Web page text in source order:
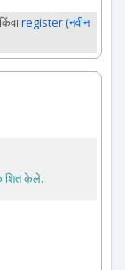
किंवाregister (नवीन
केले.